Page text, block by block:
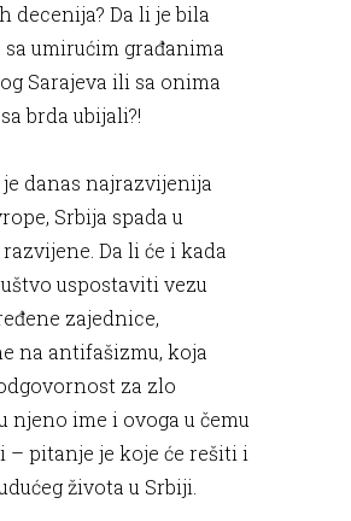
decenija? Da li je bila
umirućim građanima
Sarajeva ili sa onima
brda ubijali?!
danas najrazvijenija
Srbija spada u
Da li će i kada
uspostaviti vezu
zajednice,
na antifašizmu, koja
za zlo
njeno ime i ovoga u čemu
– pitanje je koje će rešiti i
života u Srbiji.